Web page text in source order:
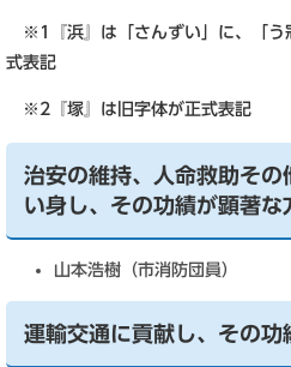
※1『浜』は「さんずい」に、「う
式表記
※2『塚』は旧字体が正式表記
治安の維持、人命救助その
い身し、その功績が顕著な
山本浩樹（市消防団員）
運輸交通に貢献し、その功